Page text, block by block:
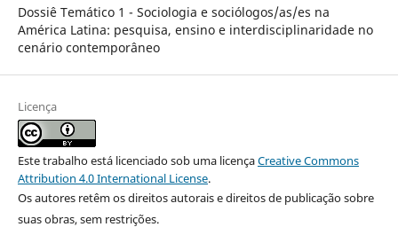
Dossiê Temático 1 - Sociologia e sociólogos/as/es na
América Latina: pesquisa, ensino e interdisciplinaridade no
cenário contemporâneo
Licença
Este trabalho está licenciado sob uma licençaCreative Commons
Attribution 4.0 International License.
Os autores retêm os direitos autorais e direitos de publicação sobre
suas obras, sem restrições.